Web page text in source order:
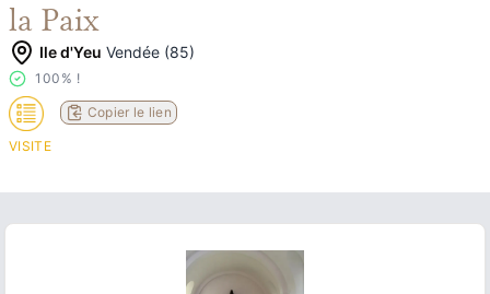
la Paix
Ile d'Yeu Vendée (85)
100% !
VISITE
Copier le lien